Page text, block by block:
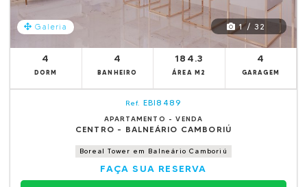
Galeria 1 / 32
4
DORM
4
BANHEIRO
184.3
ÁREA M2
4
GARAGEM
Ref. EBI8489
APARTAMENTO - VENDA
CENTRO - BALNEÁRIO CAMBORIÚ
Boreal Tower em Balneário Camboriú
FAÇA SUA RESERVA